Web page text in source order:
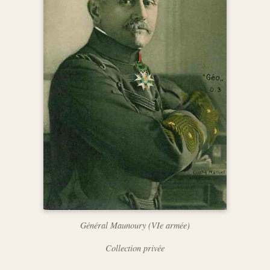
Général Maunoury (VIe armée)
Collection privée